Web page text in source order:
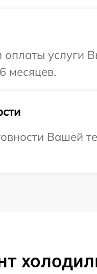
услуги
месяцев.
Вашей